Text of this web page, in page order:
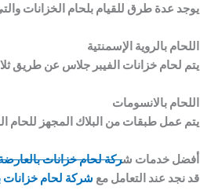
يوجد عدة طرق للقيام بلحام الخزانات
اللحام بالروية الإسمنتية
يتم لحام خزانات الفيبر جلاس عن طريق
اللحام بالانسومات
يتم عمل طبقات من البلاك المجهز للحام
أفضل خدمات شركة لحام خزانات
قد نجد عند التعامل مع شركة لحام خزانات